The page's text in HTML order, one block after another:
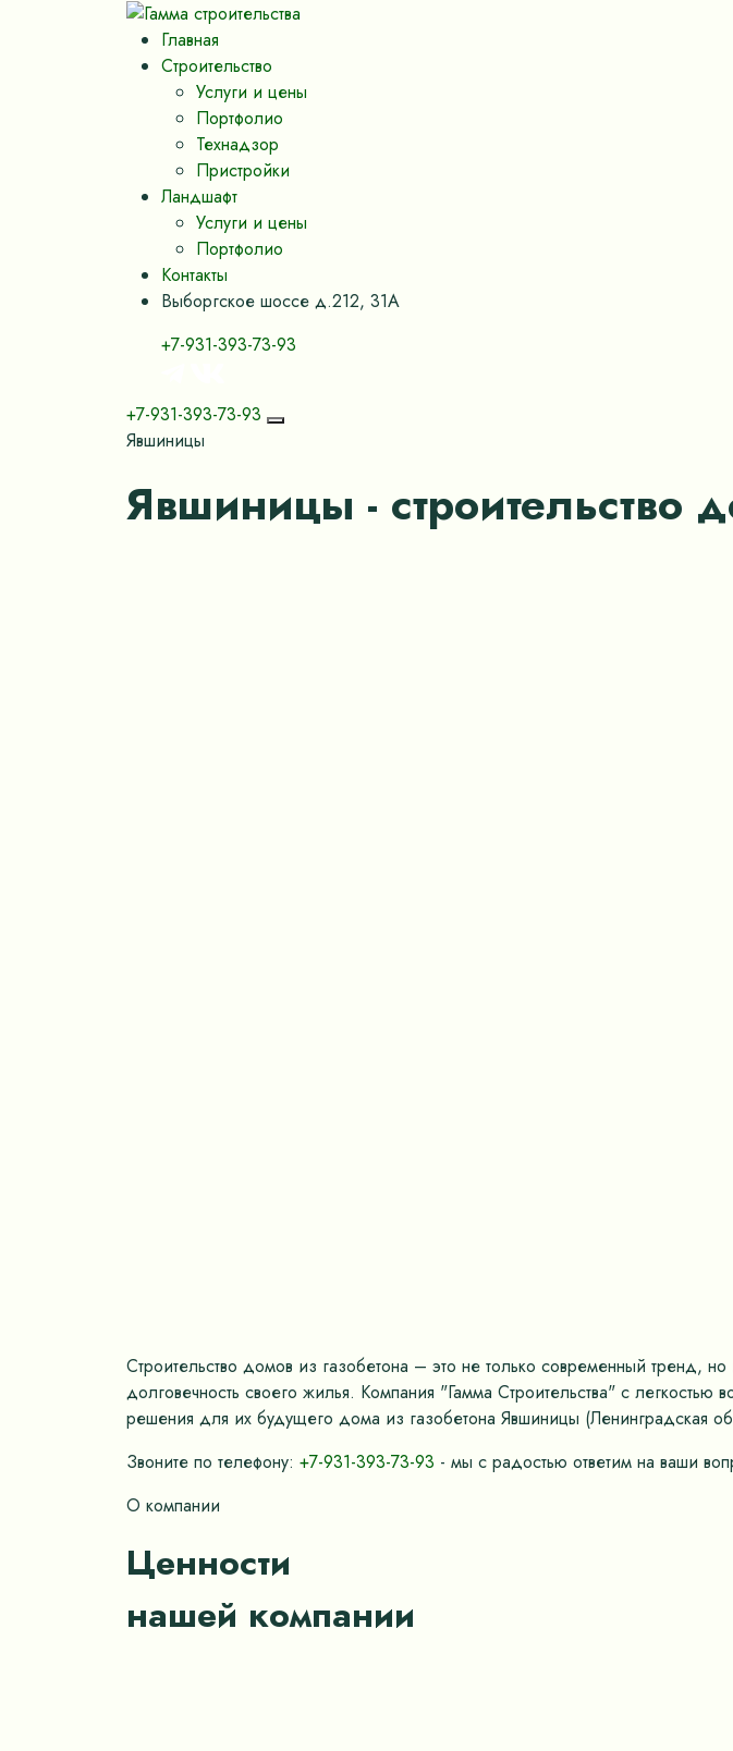
Главная
Строительство
Услуги и цены
Портфолио
Технадзор
Пристройки
Ландшафт
Услуги и цены
Портфолио
Контакты
Выборгское шоссе д.212, 31А
+7-931-393-73-93
+7-931-393-73-93
Явшиницы
Явшиницы - строительство
Строительство домов из газобетона – это не только современный тренд,
долговечность своего жилья. Компания "Гамма Строительства" с
решения для их будущего дома из газобетона Явшиницы (Ленинградская
Звоните по телефону: +7-931-393-73-93 - мы с радостью ответим на ваши
О компании
Ценности
нашей компании